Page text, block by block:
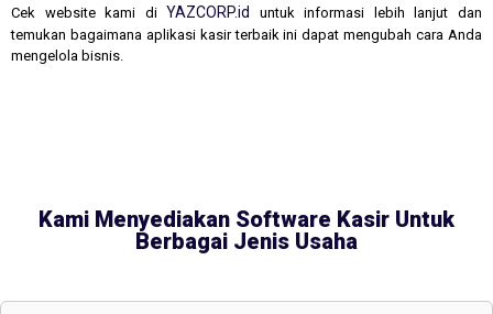
Cek website kami di YAZCORP.id
untuk informasi lebih lanjut dan
temukan bagaimana aplikasi kasir terbaik ini dapat mengubah cara Anda
mengelola bisnis.
Kami Menyediakan Software Kasir Untuk
Berbagai Jenis Usaha